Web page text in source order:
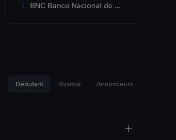
BNC Banco Nacional de Crédito
Débutant Avancé Annonceurs